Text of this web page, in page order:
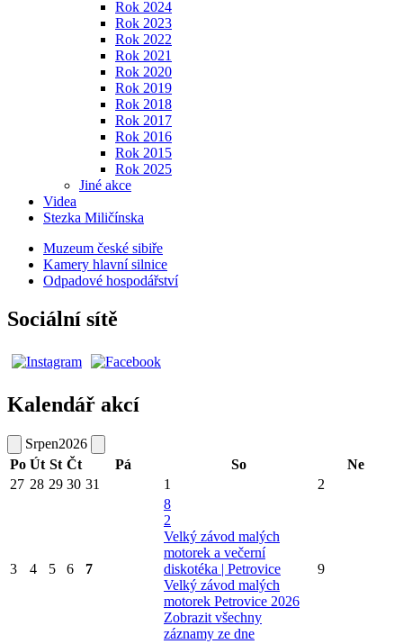
Rok 2024
Rok 2023
Rok 2022
Rok 2021
Rok 2020
Rok 2019
Rok 2018
Rok 2017
Rok 2016
Rok 2015
Rok 2025
Jiné akce
Videa
Stezka Miličínska
Muzeum české sibiře
Kamery hlavní silnice
Odpadové hospodářství
Sociální sítě
Kalendář akcí
Srpen2026
Po Út St Čt Pá So
Ne
27 28 29 30 31 1 2
3 4 5 6 7
8
2
Velký závod malých
motorek a večerní
diskotéka | Petrovice
Velký závod malých
motorek Petrovice 2026
Zobrazit všechny
záznamy ze dne
9